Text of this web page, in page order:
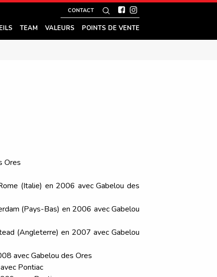
CONTACT
TEAM VALEURS POINTS DE VENTE
Ores
(Italie) en 2006 avec Gabelou des
(Pays-Bas) en 2006 avec Gabelou
(Angleterre) en 2007 avec Gabelou
avec Gabelou des Ores
Pontiac